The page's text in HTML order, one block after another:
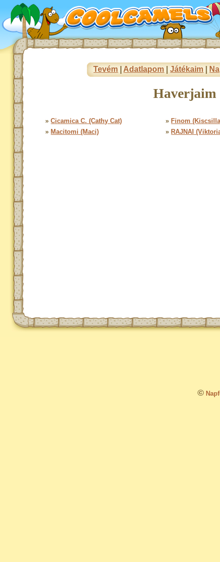
Tevém Adatlapom |Játékaim
Haverjaim
»Cicamica C. (Cathy Cat) » Finom
» Macitomi (Maci) » RAJNAI
©